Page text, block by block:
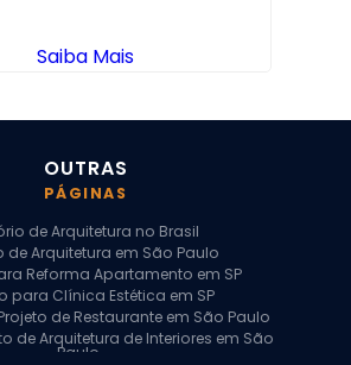
Saiba Mais
OUTRAS
PÁGINAS
de Arquitetura no Brasil
de Arquitetura em São Paulo
Reforma Apartamento em SP
para Clínica Estética em SP
de Restaurante em São Paulo
de Arquitetura de Interiores em São
Paulo